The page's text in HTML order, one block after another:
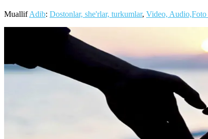
MuallifAdib: Dostonlar, she'rlar, turkumlar, Video, Audio,Foto